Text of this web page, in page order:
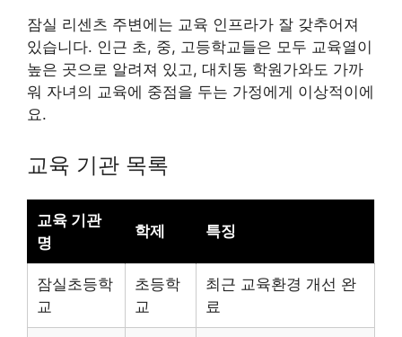
잠실 리센츠 주변에는 교육 인프라가 잘 갖추어져
있습니다. 인근 초, 중, 고등학교들은 모두 교육열이
높은 곳으로 알려져 있고, 대치동 학원가와도 가까
워 자녀의 교육에 중점을 두는 가정에게 이상적이에
요.
교육 기관 목록
교육 기관
명
학제 특징
잠실초등학
교
초등학
교
최근 교육환경 개선 완
료